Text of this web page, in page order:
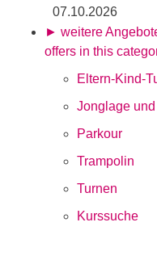
07.10.2026
► weitere
offers in this
Eltern-Kind-
Jonglage
Parkour
Trampolin
Turnen
Kurssuche